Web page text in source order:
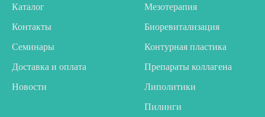
Каталог
Контакты
Семинары
Доставка и оплата
Новости
Мезотерапия
Биоревитализация
Контурная пластика
Препараты коллагена
Липолитики
Пилинги